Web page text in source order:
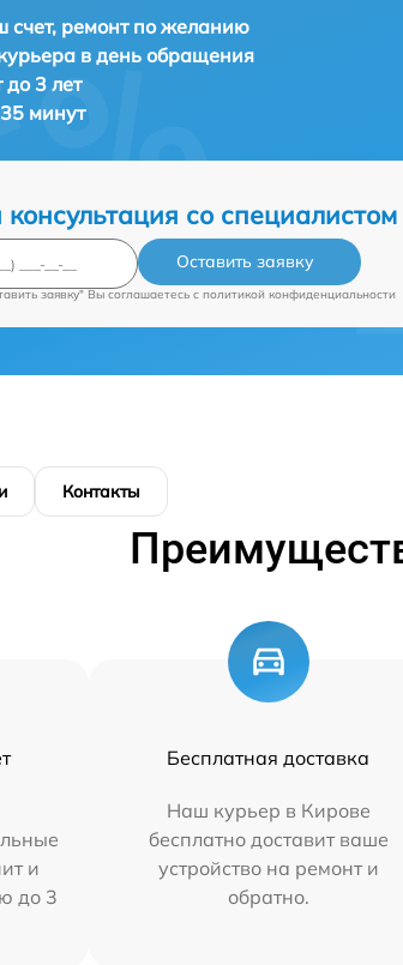
счет, ремонт по желанию
в день обращения
3 лет
минут
со специалистом
Оставить заявку
заявку" Вы соглашаетесь c политикой конфиденциальности
Контакты
и
до 3
Бесплатная доставка
Наш курьер в Кирове
бесплатно доставит ваше
устройство на ремонт и
обратно.